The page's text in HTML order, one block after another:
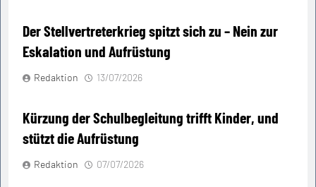
Der Stellvertreterkrieg spitzt sich zu – Nein zur
Eskalation und Aufrüstung
Redaktion 13/07/2026
Kürzung der Schulbegleitung trifft Kinder, und
stützt die Aufrüstung
Redaktion 07/07/2026